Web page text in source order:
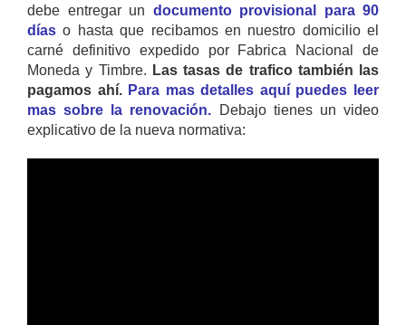
debe entregar un documento provisional para 90
días o hasta que recibamos en nuestro domicilio el
carné definitivo expedido por Fabrica Nacional de
Moneda y Timbre. Las tasas de trafico también las
pagamos ahí. Para mas detalles aquí puedes leer
mas sobre la renovación. Debajo tienes un video
explicativo de la nueva normativa: